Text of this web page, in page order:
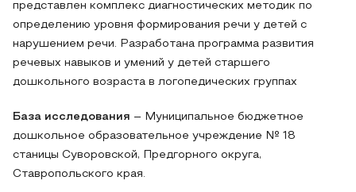
представлен комплекс диагностических методик по
определению уровня формирования речи у детей с
нарушением речи. Разработана программа развития
речевых навыков и умений у детей старшего
дошкольного возраста в логопедических группах
База исследования – Муниципальное бюджетное
дошкольное образовательное учреждение № 18
станицы Суворовской, Предгорного округа,
Ставропольского края.